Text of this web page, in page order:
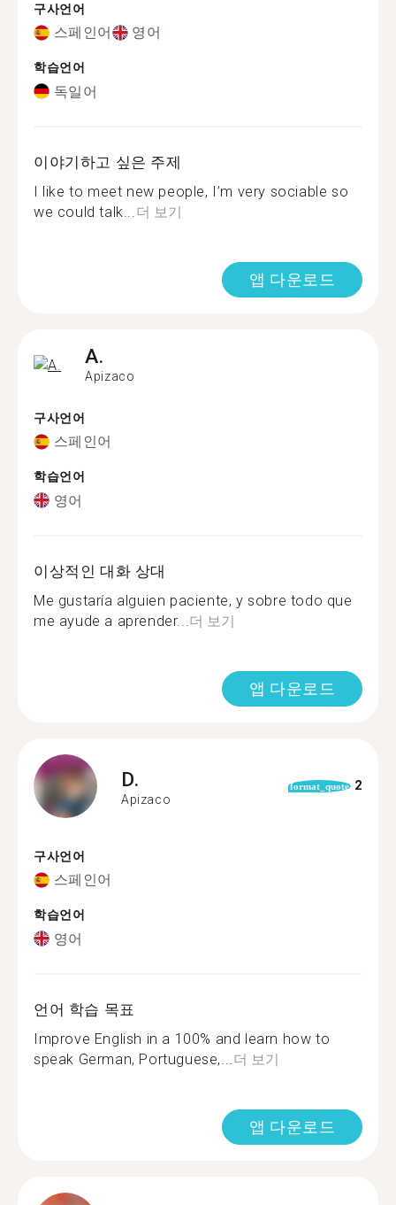
구사언어
스페인어 영어
학습언어
독일어
이야기하고 싶은 주제
I like to meet new people, I’m very sociable so
we could talk... 더 보기
앱 다운로드
A.
Apizaco
구사언어
스페인어
학습언어
영어
이상적인 대화 상대
Me gustaría alguien paciente, y sobre todo que
me ayude a aprender... 더 보기
앱 다운로드
D.
Apizaco
format_quote 2
구사언어
스페인어
학습언어
영어
언어 학습 목표
Improve English in a 100% and learn how to
speak German, Portuguese,... 더 보기
앱 다운로드